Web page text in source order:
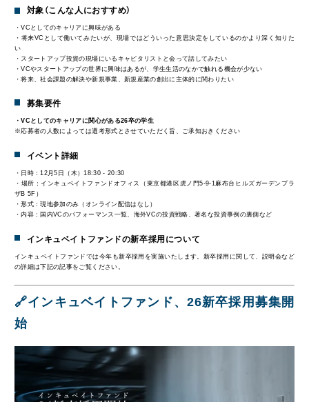
対象（こんな人におすすめ）
・VCとしてのキャリアに興味がある
・将来VCとして働いてみたいが、現場ではどういった意思決定をしているのかより深く知りた
い
・スタートアップ投資の現場にいるキャピタリストと会って話してみたい
・VCやスタートアップの世界に興味はあるが、学生生活のなかで触れる機会が少ない
・将来、社会課題の解決や新規事業、新規産業の創出に主体的に関わりたい
募集要件
・VCとしてのキャリアに関心がある26卒の学生
※応募者の人数によっては選考形式とさせていただく旨、ご承知おきください
イベント詳細
・ 日時：12月5日（木）18:30 - 20:30
・場所：インキュベイトファンドオフィス（東京都港区虎ノ門5-9-1麻布台ヒルズガーデンプラ
ザB 5F）
・形式：現地参加のみ（オンライン配信はなし）
・内容：国内VCのパフォーマンス一覧、海外VCの投資戦略、著名な投資事例の裏側など
インキュベイトファンドの新卒採用について
インキュベイトファンドでは今年も新卒採用を実施いたします。新卒採用に関して、説明会など
の詳細は下記の記事をご覧ください。
🔗インキュベイトファンド、26新卒採用募集開
始